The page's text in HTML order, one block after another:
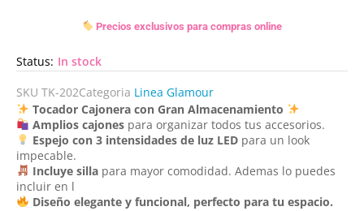
Precios exclusivos para compras online
Status: In stock
SKU TK-202Categoria Linea Glamour
Tocador Cajonera con Gran Almacenamiento
Amplios cajonespara organizar todos tus accesorios.
Espejo con 3 intensidades de luz LEDpara un look
impecable.
Incluye sillapara mayor comodidad. Ademas lo puedes
incluir en l
Diseño elegante y funcional, perfecto para tu espacio.